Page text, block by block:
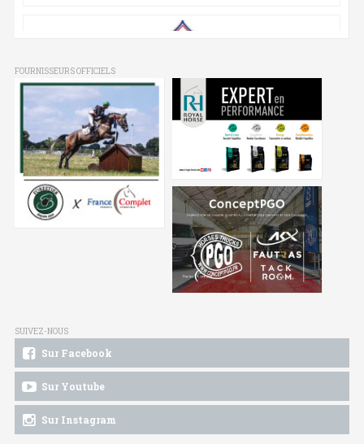
FOURNISSEURS OFFICIELS
SUIVEZ-NOUS
Sur Facebook
Sur Youtube
Sur Instagram